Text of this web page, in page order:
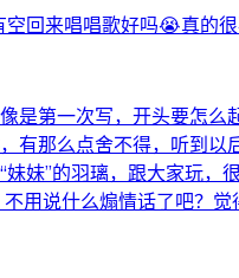
回来唱唱歌好吗😭真的
是第一次写，开头要怎么
有那么点舍不得，听到以
妹妹”的羽璃，跟大家玩
用说什么煽情话了吧？